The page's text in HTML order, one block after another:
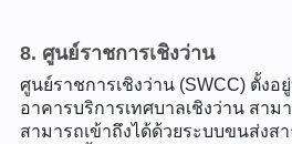
8. ศูนย์ราชการเชิงว่าน
ศูนย์ราชการเชิงว่าน (SWCC) ตั้ง
อาคารบริการเทศบาลเชิงว่าน สาม
สามารถเข้าถึงได้ด้วยระบบขนส่งส